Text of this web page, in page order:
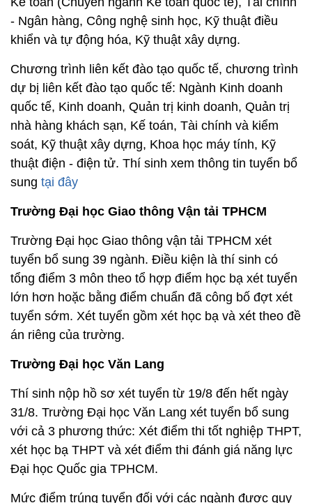
- Ngân hàng, Công nghệ sinh học, Kỹ thuật điều
khiển và tự động hóa, Kỹ thuật xây dựng.
Chương trình liên kết đào tạo quốc tế, chương trình
dự bị liên kết đào tạo quốc tế: Ngành Kinh doanh
quốc tế, Kinh doanh, Quản trị kinh doanh, Quản trị
nhà hàng khách sạn, Kế toán, Tài chính và kiểm
soát, Kỹ thuật xây dựng, Khoa học máy tính, Kỹ
thuật điện - điện tử. Thí sinh xem thông tin tuyển bổ
sung tại đây
Trường Đại học Giao thông Vận tải TPHCM
Trường Đại học Giao thông vận tải TPHCM xét
tuyển bổ sung 39 ngành. Điều kiện là thí sinh có
tổng điểm 3 môn theo tổ hợp điểm học bạ xét tuyển
lớn hơn hoặc bằng điểm chuẩn đã công bố đợt xét
tuyển sớm. Xét tuyển gồm xét học bạ và xét theo đề
án riêng của trường.
Trường Đại học Văn Lang
Thí sinh nộp hồ sơ xét tuyển từ 19/8 đến hết ngày
31/8. Trường Đại học Văn Lang xét tuyển bổ sung
với cả 3 phương thức: Xét điểm thi tốt nghiệp THPT,
xét học bạ THPT và xét điểm thi đánh giá năng lực
Đại học Quốc gia TPHCM.
Mức điểm trúng tuyển đối với các ngành được quy